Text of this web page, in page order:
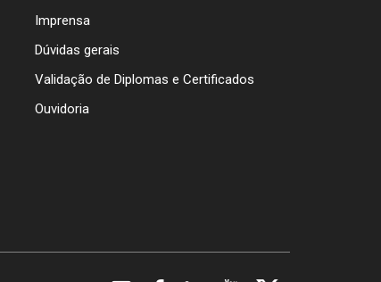
Imprensa
Dúvidas gerais
Validação de Diplomas e Certificados
Ouvidoria